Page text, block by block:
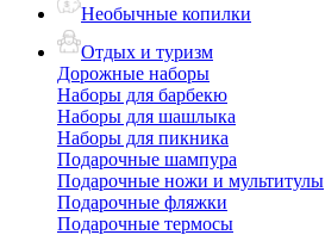
Необычные копилки
Отдых и туризм
Дорожные наборы
Наборы для барбекю
Наборы для шашлыка
Наборы для пикника
Подарочные шампура
Подарочные ножи и мультитулы
Подарочные фляжки
Подарочные термосы